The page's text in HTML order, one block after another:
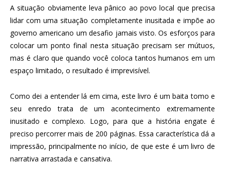
A situação obviamente leva pânico ao povo local que precisa
lidar com uma situação completamente inusitada e impõe ao
governo americano um desafio jamais visto. Os esforços para
colocar um ponto final nesta situação precisam ser mútuos,
mas é claro que quando você coloca tantos humanos em um
espaço limitado, o resultado é imprevisível.
Como dei a entender lá em cima, este livro é um baita tomo e
seu enredo trata de um acontecimento extremamente
inusitado e complexo. Logo, para que a história engate é
preciso percorrer mais de 200 páginas. Essa característica dá a
impressão, principalmente no início, de que este é um livro de
narrativa arrastada e cansativa.